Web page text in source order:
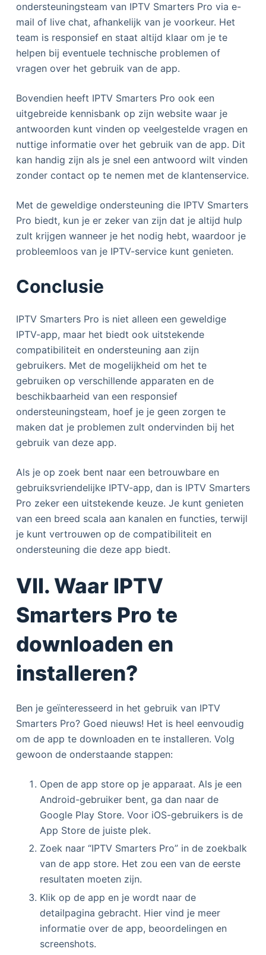
ondersteuningsteam van IPTV Smarters Pro via e-
mail of live chat, afhankelijk van je voorkeur. Het
team is responsief en staat altijd klaar om je te
helpen bij eventuele technische problemen of
vragen over het gebruik van de app.
Bovendien heeft IPTV Smarters Pro ook een
uitgebreide kennisbank op zijn website waar je
antwoorden kunt vinden op veelgestelde vragen en
nuttige informatie over het gebruik van de app. Dit
kan handig zijn als je snel een antwoord wilt vinden
zonder contact op te nemen met de klantenservice.
Met de geweldige ondersteuning die IPTV Smarters
Pro biedt, kun je er zeker van zijn dat je altijd hulp
zult krijgen wanneer je het nodig hebt, waardoor je
probleemloos van je IPTV-service kunt genieten.
Conclusie
IPTV Smarters Pro is niet alleen een geweldige
IPTV-app, maar het biedt ook uitstekende
compatibiliteit en ondersteuning aan zijn
gebruikers. Met de mogelijkheid om het te
gebruiken op verschillende apparaten en de
beschikbaarheid van een responsief
ondersteuningsteam, hoef je je geen zorgen te
maken dat je problemen zult ondervinden bij het
gebruik van deze app.
Als je op zoek bent naar een betrouwbare en
gebruiksvriendelijke IPTV-app, dan is IPTV Smarters
Pro zeker een uitstekende keuze. Je kunt genieten
van een breed scala aan kanalen en functies, terwijl
je kunt vertrouwen op de compatibiliteit en
ondersteuning die deze app biedt.
VII. Waar IPTV
Smarters Pro te
downloaden en
installeren?
Ben je geïnteresseerd in het gebruik van IPTV
Smarters Pro? Goed nieuws! Het is heel eenvoudig
om de app te downloaden en te installeren. Volg
gewoon de onderstaande stappen:
Open de app store op je apparaat. Als je een
Android-gebruiker bent, ga dan naar de
Google Play Store. Voor iOS-gebruikers is de
App Store de juiste plek.
Zoek naar “IPTV Smarters Pro” in de zoekbalk
van de app store. Het zou een van de eerste
resultaten moeten zijn.
Klik op de app en je wordt naar de
detailpagina gebracht. Hier vind je meer
informatie over de app, beoordelingen en
screenshots.